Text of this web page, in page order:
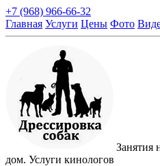
+7 (968) 966-66-32
Главная Услуги Цены Фото
Занятия
дом. Услуги кинологов